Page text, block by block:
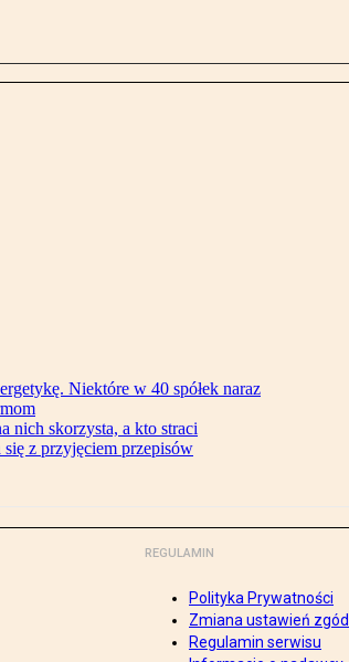
Niektóre w 40 spółek naraz
nich skorzysta, a kto straci
z przyjęciem przepisów
REGULAMIN
Polityka Prywatności
Zmiana ustawień zgód
Regulamin serwisu